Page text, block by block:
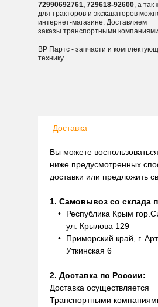
72990692761, 729618-92600, а так
для тракторов и экскаваторов
интернет-магазине. Доставляем
заказы транспортными
ВР Партс - запчасти и
технику
Доставка
Вы можете
ниже предусмотренных
доставки или предложить
1. Самовывоз со склада
Республика Крым
ул. Крылова 129
Приморский край, г.
Уткинская 6
2. Доставка по России:
Доставка осуществляется
Транспортными